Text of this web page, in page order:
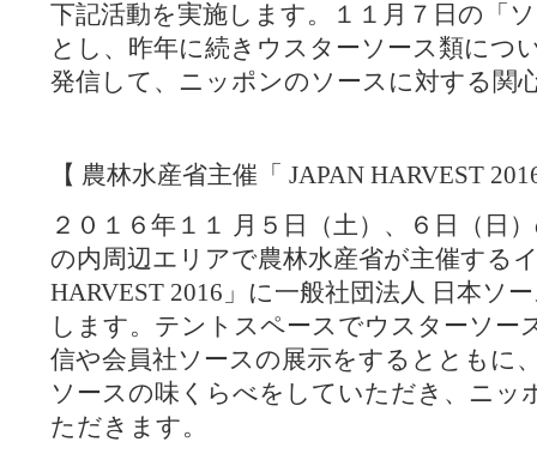
下記活動を実施します。１１月７日の「
とし、昨年に続きウスターソース類につ
発信して、ニッポンのソースに対する関
【 農林水産省主催「 JAPAN HARVEST
２０１６年１１ 月５日（土）、６日（日
の内周辺エリアで農林水産省が主催する
HARVEST 2016」に一般社団法人 日本ソ
します。テントスペースでウスターソー
信や会員社ソースの展示をするとともに
ソースの味くらべをしていただき、ニッ
ただきます。